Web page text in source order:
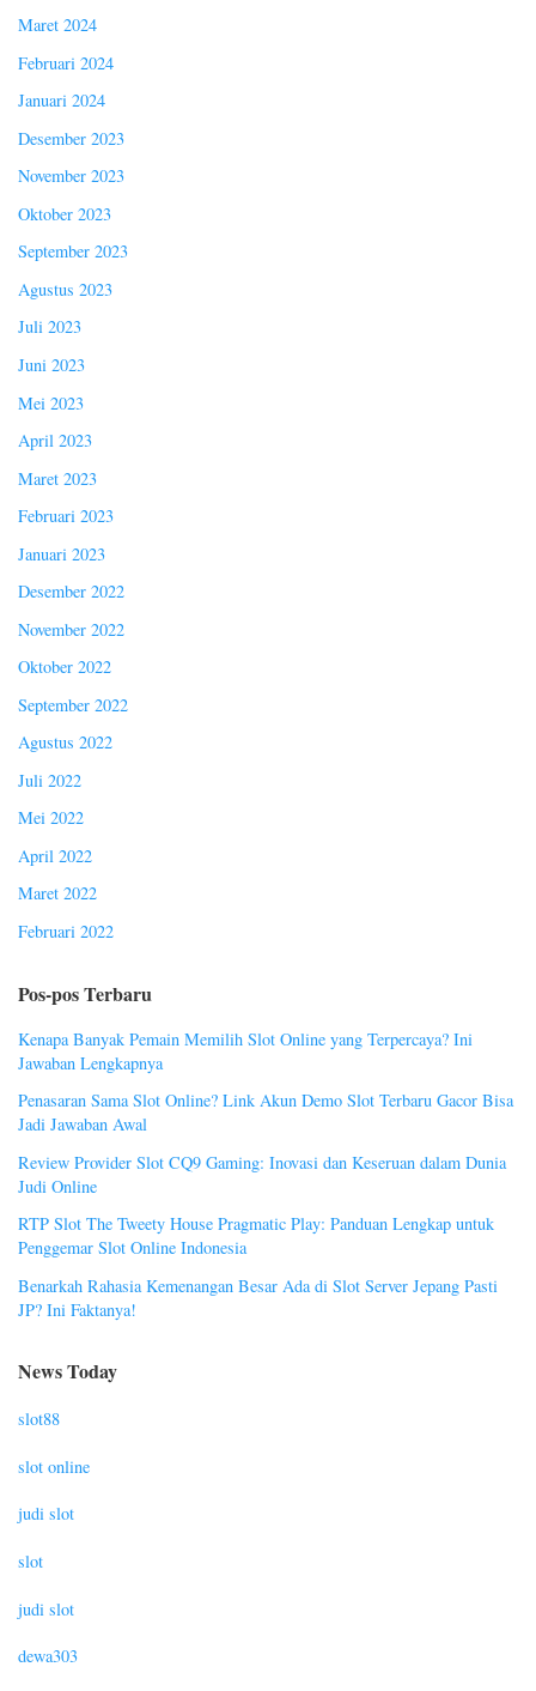
Maret 2024
Februari 2024
Januari 2024
Desember 2023
November 2023
Oktober 2023
September 2023
Agustus 2023
Juli 2023
Juni 2023
Mei 2023
April 2023
Maret 2023
Februari 2023
Januari 2023
Desember 2022
November 2022
Oktober 2022
September 2022
Agustus 2022
Juli 2022
Mei 2022
April 2022
Maret 2022
Februari 2022
Pos-pos Terbaru
Kenapa Banyak Pemain Memilih Slot Online yang Terpercaya? Ini
Jawaban Lengkapnya
Penasaran Sama Slot Online? Link Akun Demo Slot Terbaru Gacor Bisa
Jadi Jawaban Awal
Review Provider Slot CQ9 Gaming: Inovasi dan Keseruan dalam Dunia
Judi Online
RTP Slot The Tweety House Pragmatic Play: Panduan Lengkap untuk
Penggemar Slot Online Indonesia
Benarkah Rahasia Kemenangan Besar Ada di Slot Server Jepang Pasti
JP? Ini Faktanya!
News Today
slot88
slot online
judi slot
slot
judi slot
dewa303